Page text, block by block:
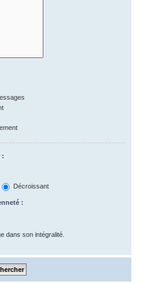
:
Décroissant
:
dans son intégralité.